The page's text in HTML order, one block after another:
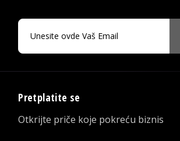
Pretplatite se
Otkrijte priče koje pokreću biznis